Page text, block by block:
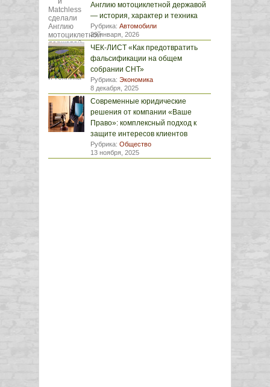
Англию мотоциклетной державой
— история, характер и техника
Рубрика: Автомобили
29 января, 2026
ЧЕК-ЛИСТ «Как предотвратить
фальсификации на общем
собрании СНТ»
Рубрика: Экономика
8 декабря, 2025
Современные юридические
решения от компании «Ваше
Право»: комплексный подход к
защите интересов клиентов
Рубрика: Общество
13 ноября, 2025